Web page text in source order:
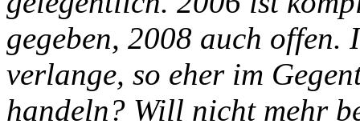
gegeben, 2008 auch
verlange, so eher im
handeln? Will nicht mehr